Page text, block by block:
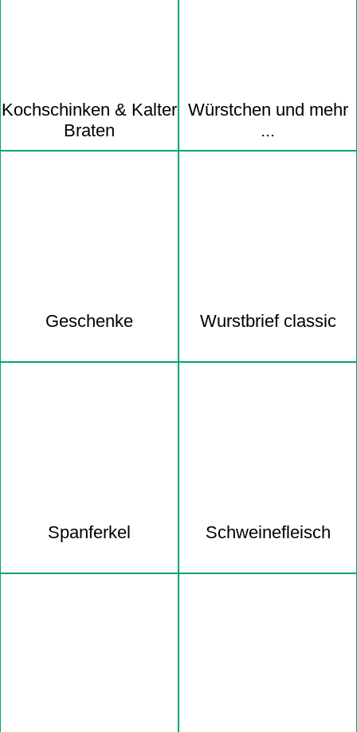
Kochschinken & Kalter
Braten
Würstchen und mehr
...
Geschenke Wurstbrief classic
Spanferkel Schweine­fleisch